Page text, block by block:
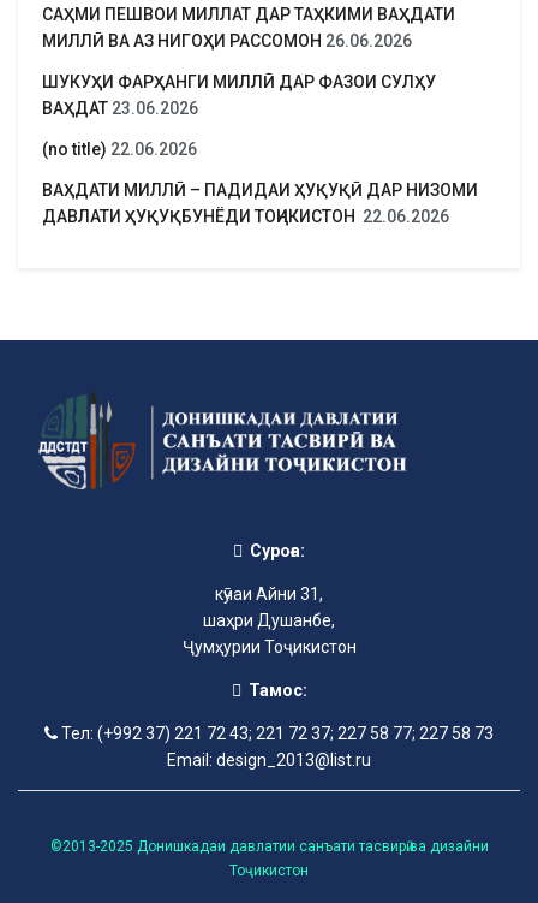
САҲМИ ПЕШВОИ МИЛЛАТ ДАР ТАҲКИМИ ВАҲДАТИ
МИЛЛӢ ВА АЗ НИГОҲИ РАССОМОН 26.06.2026
ШУКУҲИ ФАРҲАНГИ МИЛЛӢ ДАР ФАЗОИ СУЛҲУ
ВАҲДАТ 23.06.2026
(no title) 22.06.2026
ВАҲДАТИ МИЛЛӢ – ПАДИДАИ ҲУҚУҚӢ ДАР НИЗОМИ
ДАВЛАТИ ҲУҚУҚБУНЁДИ ТОҶИКИСТОН 22.06.2026
Суроға:
кӯчаи Айни 31,
шаҳри Душанбе,
Ҷумҳурии Тоҷикистон
Тамос:
Тел: (+992 37) 221 72 43; 221 72 37; 227 58 77; 227 58 73
Email: design_2013@list.ru
©2013-2025 Донишкадаи давлатии санъати тасвирӣ ва дизайни
Тоҷикистон